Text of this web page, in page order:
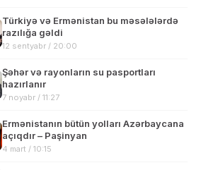
Türkiyə və Ermənistan bu məsələlərdə
razılığa gəldi
12 sentyabr / 20:00
Şəhər və rayonların su pasportları
hazırlanır
7 noyabr / 11:27
Ermənistanın bütün yolları Azərbaycana
açıqdır – Paşinyan
4 mart / 10:15